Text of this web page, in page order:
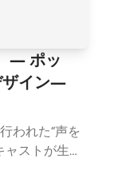
あります。直
して、言葉に
解こうとする
本山雅FC
携事例を通
“関係性のつ
んできた
― ポッ
ザイン―
われた“声を
ストが生
ョンのアーカ